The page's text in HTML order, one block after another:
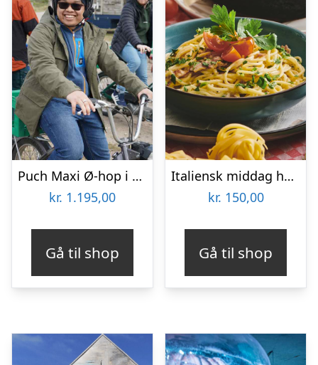
Puch Maxi Ø-hop i Limfjorden med Maxitours
kr. 1.195,00
Gå til shop
Italiensk middag hos Restaurant Pulcinella
kr. 150,00
Gå til shop